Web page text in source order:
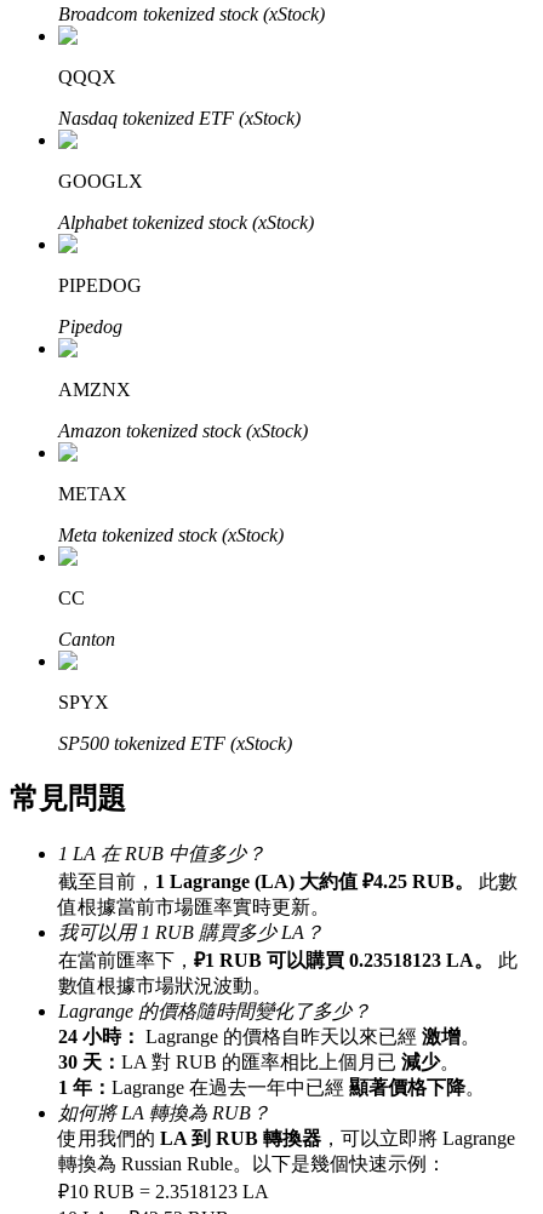
學習理財
Bitrue渠道合伙人
最高達65%佣金！
邀请好友
邀請朋友獲得現金獎勵
BTC 專享獎勵
Broadcom tokenized stock (xStock)
QQQX
Nasdaq tokenized ETF (xStock)
GOOGLX
Alphabet tokenized stock (xStock)
PIPEDOG
Pipedog
AMZNX
Amazon tokenized stock (xStock)
METAX
Meta tokenized stock (xStock)
CC
Canton
SPYX
SP500 tokenized ETF (xStock)
常見問題
1 LA 在 RUB 中值多少？
截至目前， 1 Lagrange (LA) 大約值 ₽4.25 RUB。
此數
值根據當前市場匯率實時更新。
我可以用 1 RUB 購買多少 LA？
在當前匯率下， ₽1 RUB 可以購買 0.23518123 LA。
此
數值根據市場狀況波動。
Lagrange 的價格隨時間變化了多少？
24 小時： Lagrange 的價格自昨天以來已經 激增。
30 天： LA 對 RUB 的匯率相比上個月已 減少。
1 年： Lagrange 在過去一年中已經 顯著價格下降。
如何將 LA 轉換為 RUB？
使用我們的 LA 到 RUB 轉換器 ，可以立即將 Lagrange
轉換為 Russian Ruble。以下是幾個快速示例：
₽10 RUB = 2.3518123 LA